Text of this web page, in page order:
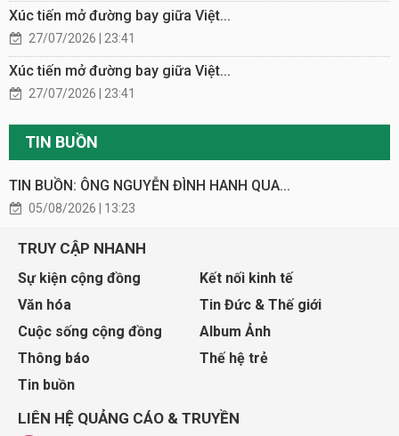
Xúc tiến mở đường bay giữa Việt...
27/07/2026 | 23:41
Xúc tiến mở đường bay giữa Việt...
27/07/2026 | 23:41
TIN BUỒN
TIN BUỒN: ÔNG NGUYỄN ĐÌNH HANH QUA...
05/08/2026 | 13:23
TRUY CẬP NHANH
Sự kiện cộng đồng
Kết nối kinh tế
Văn hóa
Tin Đức & Thế giới
Cuộc sống cộng đồng
Album Ảnh
Thông báo
Thế hệ trẻ
Tin buồn
LIÊN HỆ QUẢNG CÁO & TRUYỀN